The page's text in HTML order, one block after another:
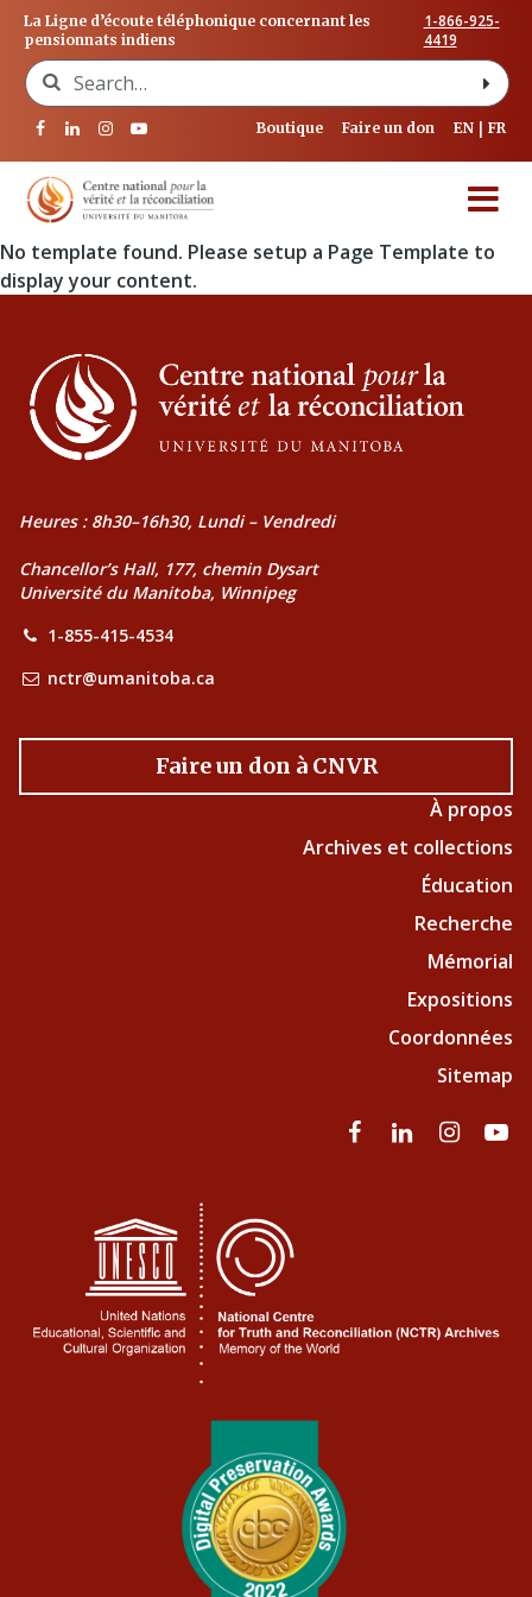
La Ligne d’écoute téléphonique concernant les
pensionnats indiens
1-866-925-
4419
Search for:
Boutique Faire un don EN FR
No template found. Please setup a Page Template to
display your content.
Heures : 8h30–16h30, Lundi – Vendredi
Chancellor’s Hall, 177, chemin Dysart
Université du Manitoba, Winnipeg
1-855-415-4534
nctr@umanitoba.ca
Faire un don à CNVR
À propos
Archives et collections
Éducation
Recherche
Mémorial
Expositions
Coordonnées
Sitemap